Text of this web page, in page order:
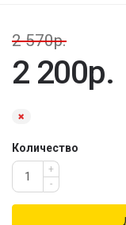
2 570р.
2 200р.
Количество
+
-